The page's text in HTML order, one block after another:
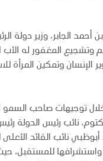
الجابر، وزير دولة
وتشجيع المغفور له
وتمكين المرأة
توجيهات صاحب السمو
نائب رئيس الدولة رئيس
نائب القائد
للمستقبل،